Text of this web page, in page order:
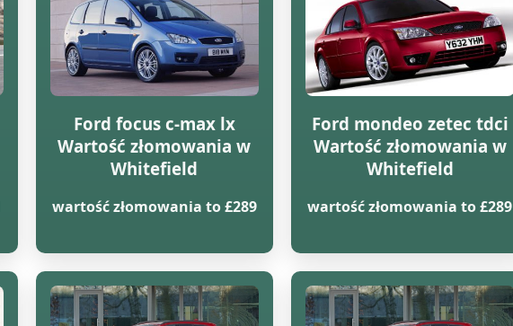
Ford focus c-max lx
Wartość złomowania w
Whitefield
wartość złomowania to £289
Ford mondeo zetec tdci
Wartość złomowania w
Whitefield
wartość złomowania to £289